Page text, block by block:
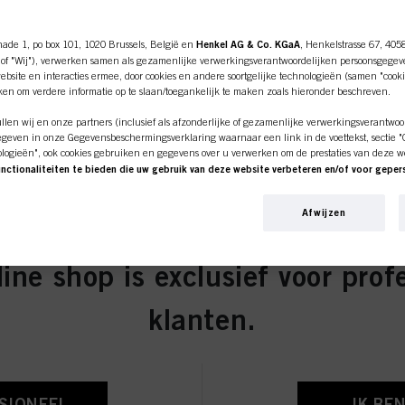
shop is exclusief voor
klanten.
1, po box 101, 1020 Brussels, België en Henkel AG & Co. KGaA , Henkelstrasse 67,
"Wij"), verwerken samen als gezamenlijke verwerkingsverantwoordelijken
en interacties ermee, door cookies en andere soortgelijke technologieën (samen
om verdere informatie op te slaan/toegankelijk te maken zoals hieronder beschreven.
wij en onze partners (inclusief als afzonderlijke of gezamenlijke
in onze Gegevensbeschermingsverklaring waarnaar een link in de voettekst, sectie
ook cookies gebruiken en gegevens over u verwerken om de prestaties van deze
te bieden die uw gebruik van deze website verbeteren en/of voor
u aanmaken die verrijkt kunnen worden met gegevens die van derden en andere
over de verwerking van uw gegevens in onze Verklaring Gegevensbescherming waarnaar
Pixel, Vingerafdrukken en vergelijkbare technologieën"). U kunt uw toestemming te
cookies op onze website uit te schakelen onder "Cookie-instellingen" (link in voettekst).
klikt, kunt u meer informatie vinden over de verwerking van uw gegevens / het
van de hierboven genoemde doeleinden. Door op "Alles aanvaarden" te klikken, gaat u
Afwijzen